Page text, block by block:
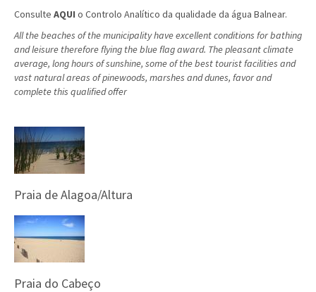
Consulte AQUI o Controlo Analítico da qualidade da água Balnear.
All the beaches of the municipality have excellent conditions for bathing
and leisure therefore flying the blue flag award. The pleasant climate
average, long hours of sunshine, some of the best tourist facilities and
vast natural areas of pinewoods, marshes and dunes, favor and
complete this qualified offer
Praia de Alagoa/Altura
Praia do Cabeço